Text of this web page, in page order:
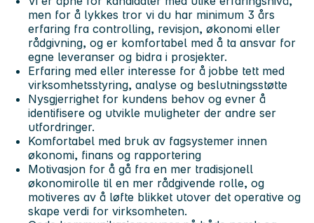
men for å lykkes tror vi du har minimum 3 års
erfaring fra controlling, revisjon, økonomi eller
rådgivning, og er komfortabel med å ta ansvar for
egne leveranser og bidra i prosjekter.
Erfaring med eller interesse for å jobbe tett med
virksomhetsstyring, analyse og beslutningsstøtte
Nysgjerrighet for kundens behov og evner å
identifisere og utvikle muligheter der andre ser
utfordringer.
Komfortabel med bruk av fagsystemer innen
økonomi, finans og rapportering
Motivasjon for å gå fra en mer tradisjonell
økonomirolle til en mer rådgivende rolle, og
motiveres av å løfte blikket utover det operative og
skape verdi for virksomheten.